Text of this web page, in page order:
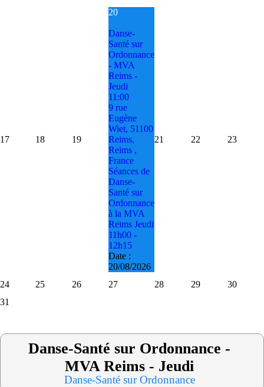
17 18 19
20
Danse-
Santé sur
Ordonnance
- MVA
Reims -
Jeudi
11:00
9 rue
Eugène
Wiet, 51100
Reims,
Reims ,
France
Séances de
Danse-
Santé sur
Ordonnance
à la MVA
Reims Jeudi
11h00 -
12h15
Date :
20/08/2026
21 22 23
24 25 26 27 28 29
30
31
Danse-Santé sur Ordonnance -
MVA Reims - Jeudi
Danse-Santé sur Ordonnance